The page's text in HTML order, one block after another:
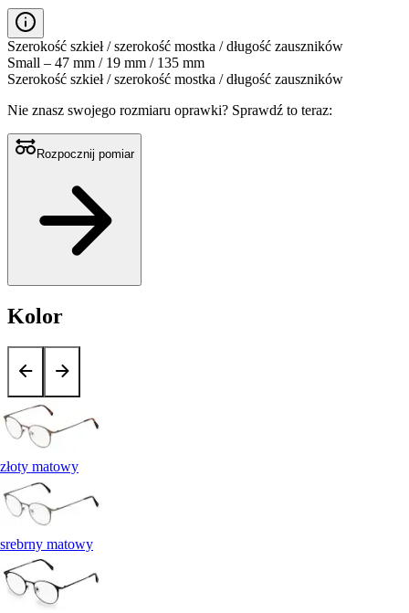
Szerokość szkieł / szerokość mostka / długość zauszników
Small – 47 mm / 19 mm / 135 mm
Szerokość szkieł / szerokość mostka / długość zauszników
Nie znasz swojego rozmiaru oprawki? Sprawdź to teraz:
Rozpocznij pomiar
Kolor
złoty matowy
srebrny matowy